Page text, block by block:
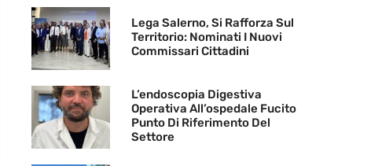
Lega Salerno, Si Rafforza Sul
Territorio: Nominati I Nuovi
Commissari Cittadini
L’endoscopia Digestiva
Operativa All’ospedale Fucito
Punto Di Riferimento Del
Settore